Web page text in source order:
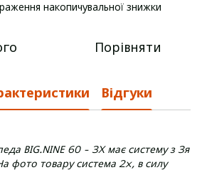
накопичувальної знижки
Порівняти
Відгуки
BIG.NINE 60 - 3X має систему з 3я
фото товару система 2х, в силу